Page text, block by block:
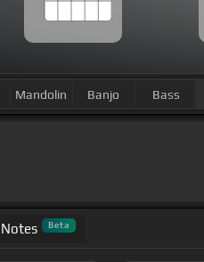
Mandolin Banjo Bass
Notes Beta